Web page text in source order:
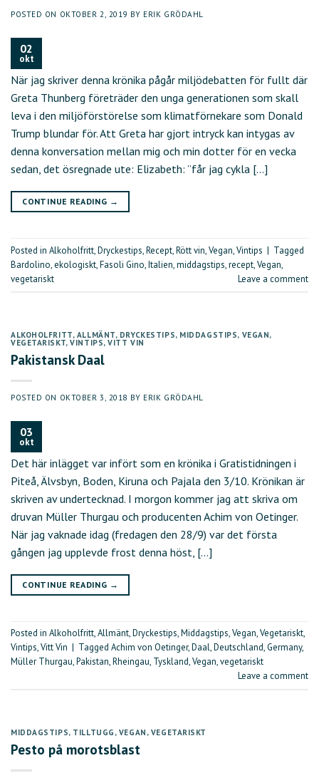
POSTED ON OKTOBER 2, 2019 BY ERIK GRÖDAHL
02
okt
När jag skriver denna krönika pågår miljödebatten för fullt där
Greta Thunberg företräder den unga generationen som skall
leva i den miljöförstörelse som klimatförnekare som Donald
Trump blundar för. Att Greta har gjort intryck kan intygas av
denna konversation mellan mig och min dotter för en vecka
sedan, det ösregnade ute: Elizabeth: ”får jag cykla […]
CONTINUE READING →
Posted in Alkoholfritt,Dryckestips,Recept,Rött vin,Vegan,Vintips | Tagged
Bardolino,ekologiskt,Fasoli Gino,Italien,middagstips,recept,Vegan,
vegetariskt
Leave a comment
ALKOHOLFRITT, ALLMÄNT, DRYCKESTIPS, MIDDAGSTIPS, VEGAN,
VEGETARISKT,VINTIPS,VITT VIN
Pakistansk Daal
POSTED ON OKTOBER 3, 2018 BY ERIK GRÖDAHL
03
okt
Det här inlägget var infört som en krönika i Gratistidningen i
Piteå, Älvsbyn, Boden, Kiruna och Pajala den 3/10. Krönikan är
skriven av undertecknad. I morgon kommer jag att skriva om
druvan Müller Thurgau och producenten Achim von Oetinger.
När jag vaknade idag (fredagen den 28/9) var det första
gången jag upplevde frost denna höst, […]
CONTINUE READING →
Posted in Alkoholfritt,Allmänt,Dryckestips,Middagstips,Vegan,Vegetariskt,
Vintips,Vitt Vin | Tagged Achim von Oetinger,Daal,Deutschland,Germany,
Müller Thurgau,Pakistan,Rheingau, Tyskland,Vegan,vegetariskt
Leave a comment
MIDDAGSTIPS, TILLTUGG , VEGAN , VEGETARISKT
Pesto på morotsblast